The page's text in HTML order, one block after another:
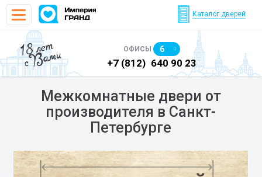
Каталог дверей
18 лет
с Вами ОФИСЫ 6
640 90 05 +7 (812) 640 90 23
Межкомнатные двери от
производителя в Санкт-
Петербурге